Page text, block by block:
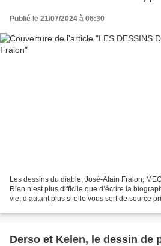
Publié le 21/07/2024 à 06:30
Les dessins du diable, José-Alain Fralon,
Rien n’est plus difficile que d’écrire la
vie, d’autant plus si elle vous sert de source
Derso et Kelen, le dessin de